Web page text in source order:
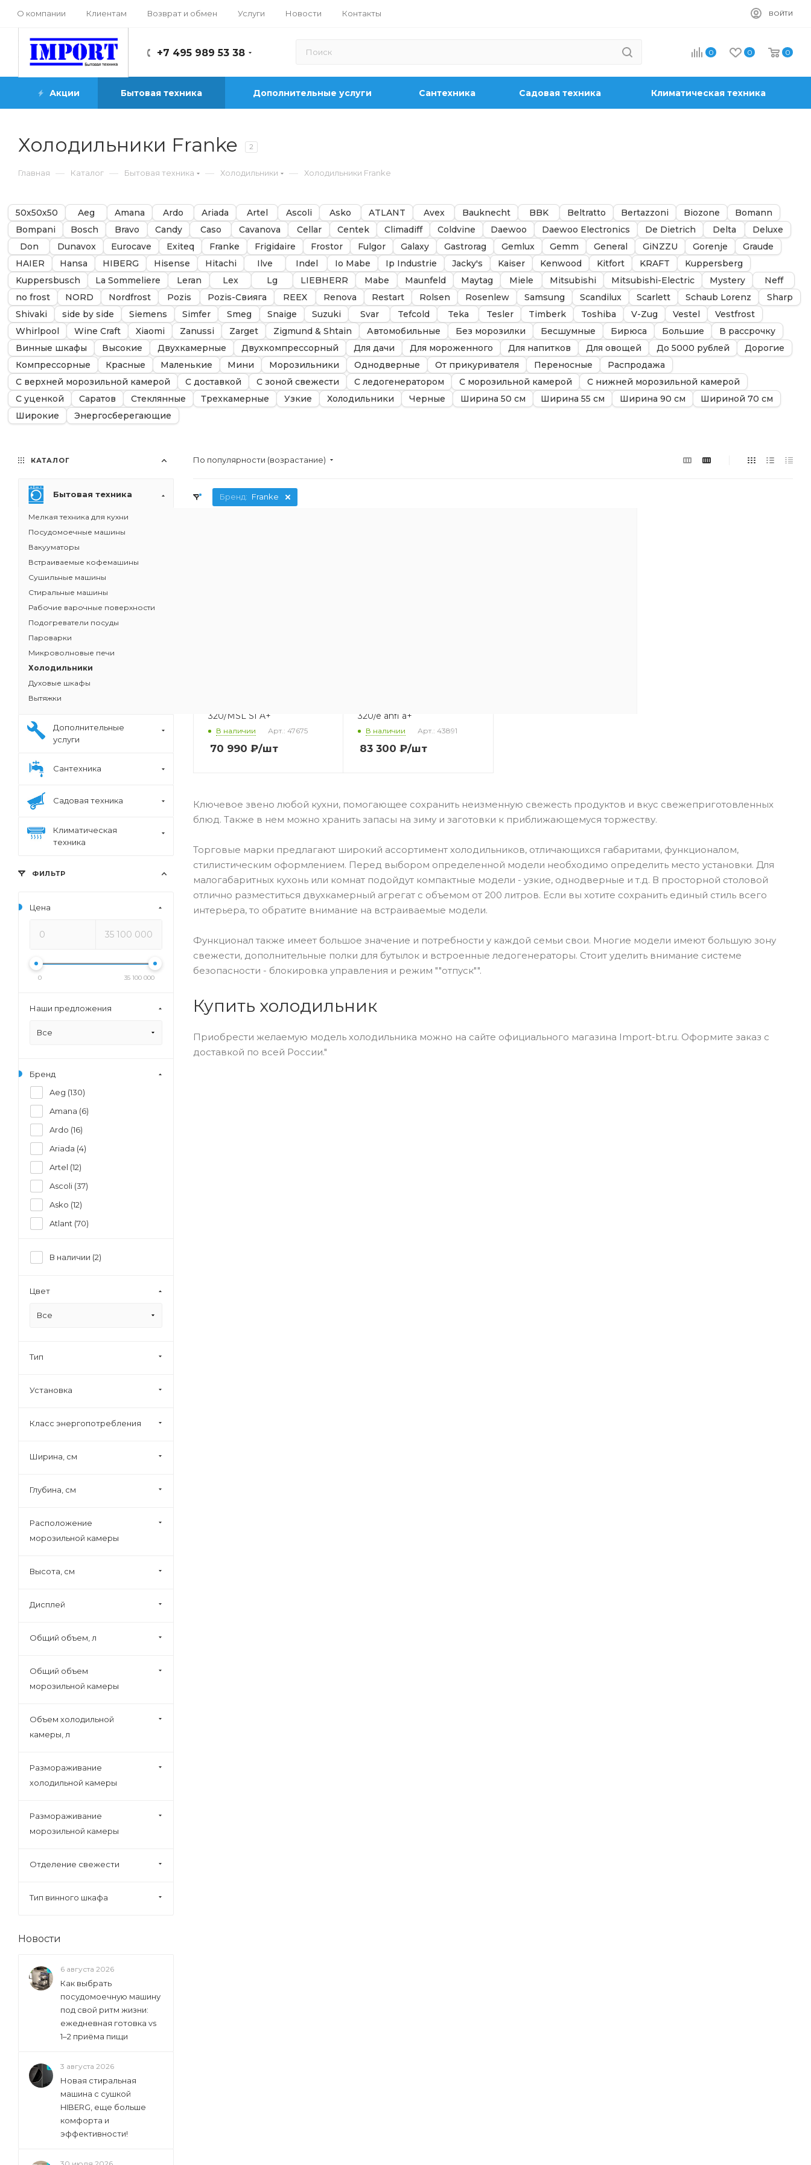
О компании Клиентам Возврат и обмен Услуги Новости Контакты ВОЙТИ
+7 495 989 53 38 0 0 0
Акции Бытовая техника Дополнительные услуги Сантехника Садовая техника Климатическая техника
Холодильники Franke 2
Главная — Каталог — Бытовая техника — Холодильники — Холодильники Franke
50х50х50 Aeg Amana Ardo Ariada Artel Ascoli Asko ATLANT Avex Bauknecht BBK Beltratto Bertazzoni Biozone
Bomann
Bompani
Bosch Bravo Candy Caso Cavanova Cellar Centek Climadiff Coldvine Daewoo Daewoo Electronics De Dietrich Delta
Deluxe
Don
Dunavox Eurocave Exiteq Franke Frigidaire Frostor Fulgor Galaxy Gastrorag Gemlux Gemm General GiNZZU Gorenje
Graude
HAIER
Hansa HIBERG Hisense Hitachi Ilve Indel Io Mabe Ip Industrie Jacky's Kaiser Kenwood Kitfort KRAFT
Kuppersberg
Kuppersbusch
La Sommeliere Leran Lex Lg LIEBHERR Mabe Maunfeld Maytag Miele Mitsubishi Mitsubishi-Electric Mystery
Neff
no frost
NORD Nordfrost Pozis Pozis-Свияга REEX Renova Restart Rolsen Rosenlew Samsung Scandilux Scarlett Schaub Lorenz
Sharp
Shivaki
side by side Siemens Simfer Smeg Snaige Suzuki Svar Tefcold Teka Tesler Timberk Toshiba V-Zug Vestel
Vestfrost
Whirlpool
Wine Craft Xiaomi Zanussi Zarget Zigmund & Shtain Автомобильные Без морозилки Бесшумные Бирюса Большие
В рассрочку
Винные шкафы
Высокие Двухкамерные Двухкомпрессорный Для дачи Для мороженного Для напитков Для овощей До 5000 рублей
Дорогие
Компрессорные
Красные Маленькие Мини Морозильники Однодверные От прикуривателя Переносные
Распродажа
С верхней морозильной камерой
С доставкой С зоной свежести С ледогенератором С морозильной камерой
С нижней морозильной камерой
С уценкой
Саратов Стеклянные Трехкамерные Узкие Холодильники Черные Ширина 50 см Ширина 55 см Ширина 90 см
Шириной 70 см
Широкие
Энергосберегающие
По популярности (возрастание)
Бренд: Franke
320/MSL SI A+
В наличии Арт.: 47675
70 990 ₽/шт
320/e anfi a+
В наличии Арт.: 43891
83 300 ₽/шт
Ключевое звено любой кухни, помогающее сохранить неизменную свежесть продуктов и вкус свежеприготовленных
блюд. Также в нем можно хранить запасы на зиму и заготовки к приближающемуся торжеству.
Торговые марки предлагают широкий ассортимент холодильников, отличающихся габаритами, функционалом,
стилистическим оформлением. Перед выбором определенной модели необходимо определить место установки. Для
малогабаритных кухонь или комнат подойдут компактные модели - узкие, однодверные и т.д. В просторной столовой
отлично разместиться двухкамерный агрегат с объемом от 200 литров. Если вы хотите сохранить единый стиль всего
интерьера, то обратите внимание на встраиваемые модели.
Функционал также имеет большое значение и потребности у каждой семьи свои. Многие модели имеют большую зону
свежести, дополнительные полки для бутылок и встроенные ледогенераторы. Стоит уделить внимание системе
безопасности - блокировка управления и режим ""отпуск"".
Купить холодильник
Приобрести желаемую модель холодильника можно на сайте официального магазина Import-bt.ru. Оформите заказ с
доставкой по всей России."
КАТАЛОГ
Бытовая техника
Мелкая техника для кухни
Посудомоечные машины
Вакууматоры
Встраиваемые кофемашины
Сушильные машины
Стиральные машины
Рабочие варочные поверхности
Подогреватели посуды
Пароварки
Микроволновые печи
Холодильники
Духовые шкафы
Вытяжки
Дополнительные
услуги
Сантехника
Садовая техника
Климатическая
техника
ФИЛЬТР
Цена
0 35 100 000
Наши предложения
Все
Бренд
Aeg (130)
Amana (6)
Ardo (16)
Ariada (4)
Artel (12)
Ascoli (37)
Asko (12)
Atlant (70)
Bauknecht (12
Beltratto (
Bompani (
Bravo (1
Centek (2)
Climadiff (51)
Deluxe (5 )
Dunavox (
Electrolux (73)
Frigidaire (4)
Frostor (6)
Galaxy (
GENERAL ELECTRIC (
Gorenje (
Haier (126)
Hisense (31)
Hitachi (145)
Indel (5)
Io Mabe (74 )
Ip Industrie (
Jacky's (36)
Kaiser (
Kenwood (
15 )
В наличии (2)
Цвет
Все
Тип
Установка
Класс энергопотребления
Ширина, см
Глубина, см
Расположение
морозильной камеры
Высота, см
Дисплей
Общий объем, л
Общий объем
морозильной камеры
Объем холодильной
камеры, л
Размораживание
холодильной камеры
Размораживание
морозильной камеры
Отделение свежести
Тип винного шкафа
Новости
6 августа 2026
Как выбрать
посудомоечную машину
под свой ритм жизни:
ежедневная готовка vs
1–2 приёма пищи
3 августа 2026
Новая стиральная
машина с сушкой
HIBERG, еще больше
комфорта и
эффективности!